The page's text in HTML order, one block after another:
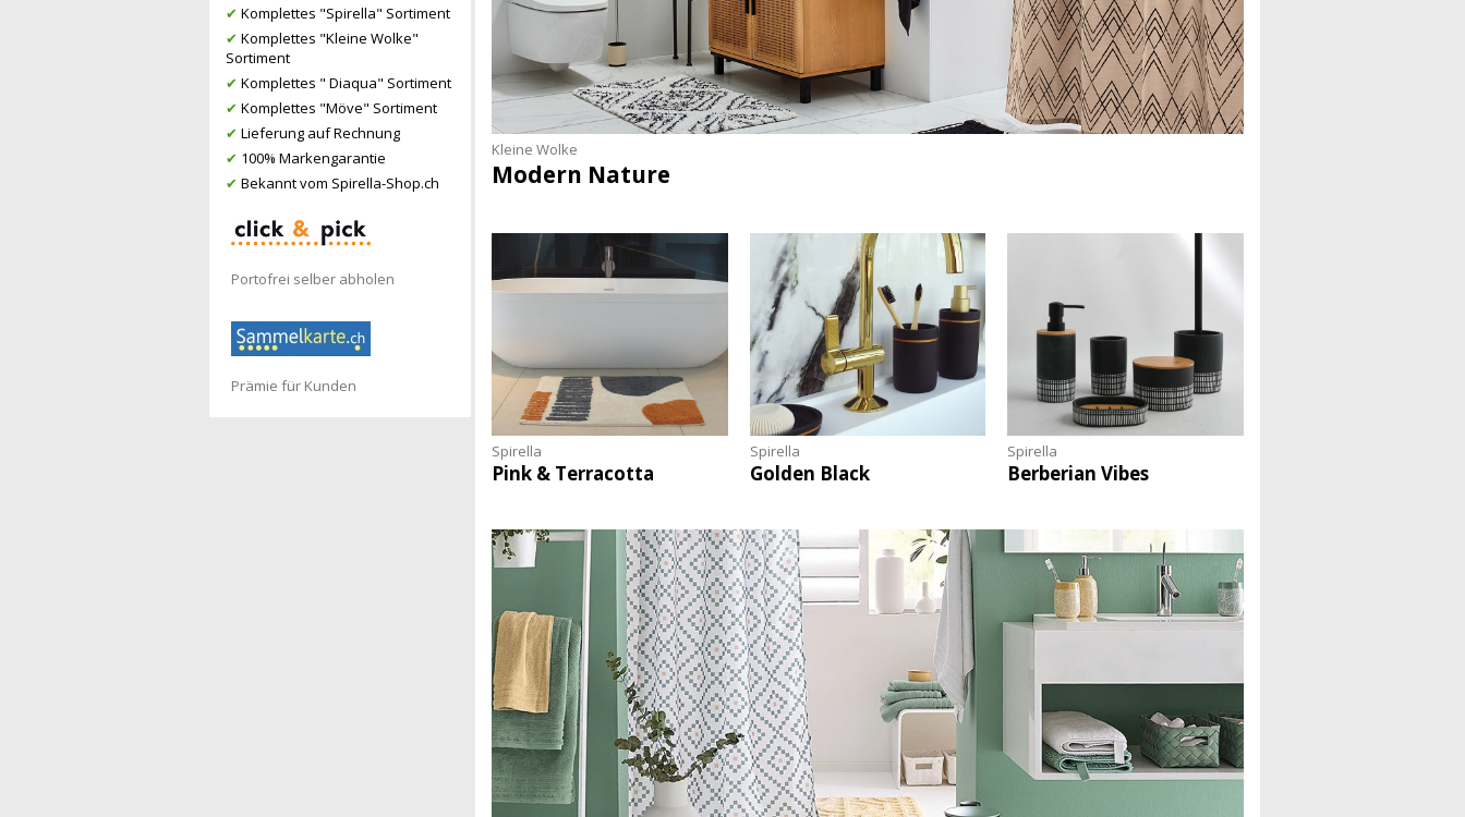
✔ Komplettes "Spirella" Sortiment
✔ Komplettes "Kleine Wolke"
Sortiment
✔ Komplettes " Diaqua" Sortiment
✔ Komplettes "Möve" Sortiment
✔ Lieferung auf Rechnung
✔ 100% Markengarantie
✔ Bekannt vom Spirella-Shop.ch
Portofrei selber abholen
Prämie für Kunden
Kleine Wolke
Modern Nature
Spirella
Pink & Terracotta
Spirella
Golden Black
Spirella
Berberian Vibes